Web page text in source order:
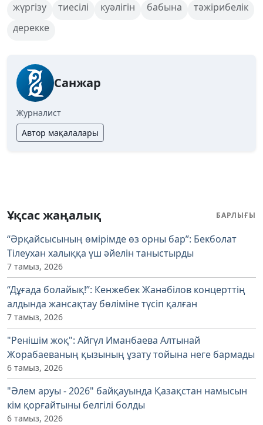
жүргізу
тиесілі куәлігін бабына
тәжірибелік
дерекке
Санжар
Журналист
Автор мақалалары
Ұқсас жаңалық БАРЛЫҒЫ
“Әрқайсысының өмірімде өз орны бар”: Бекболат
Тілеухан халыққа үш әйелін таныстырды
7 тамыз, 2026
“Дұғада болайық!”: Кенжебек Жанәбілов концерттің
алдында жансақтау бөліміне түсіп қалған
7 тамыз, 2026
"Ренішім жоқ": Айгүл Иманбаева Алтынай
Жорабаеваның қызының ұзату тойына неге бармады
6 тамыз, 2026
"Әлем аруы - 2026" байқауында Қазақстан намысын
кім қорғайтыны белгілі болды
6 тамыз, 2026